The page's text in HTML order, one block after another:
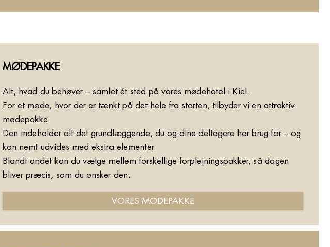
MØDEPAKKE
Alt, hvad du behøver – samlet ét sted på vores mødehotel i Kiel.
For et møde, hvor der er tænkt på det hele fra starten, tilbyder vi en attraktiv
mødepakke.
Den indeholder alt det grundlæggende, du og dine deltagere har brug for – og
kan nemt udvides med ekstra elementer.
Blandt andet kan du vælge mellem forskellige forplejningspakker, så dagen
bliver præcis, som du ønsker den.
VORES MØDEPAKKE